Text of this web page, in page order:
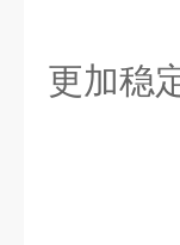
6
更加稳
7
8